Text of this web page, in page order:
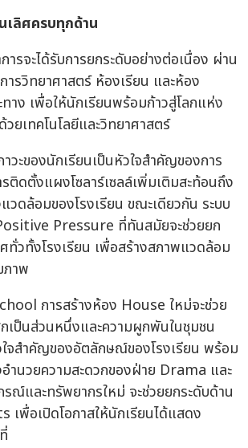
เลิศครบทุกด้าน
รจะได้รับการยกระดับอย่างต่อเนื่อง ผ่าน
รวิทยาศาสตร์ ห้องเรียน และห้อง
าง เพื่อให้นักเรียนพร้อมก้าวสู่โลกแห่ง
ยเทคโนโลยีและวิทยาศาสตร์
วะของนักเรียนเป็นหัวใจสำคัญของการ
ติดตั้งแผงโซลาร์เซลล์เพิ่มเติมสะท้อนถึง
ดล้อมของโรงเรียน ขณะเดียวกัน ระบบ
Pressure ที่ทันสมัยจะช่วยยก
ทั่วทั้งโรงเรียน เพื่อสร้างสภาพแวดล้อม
ภาพ
การสร้างห้อง House ใหม่จะช่วย
เป็นส่วนหนึ่งและความผูกพันในชุมชน
ใจสำคัญของอัตลักษณ์ของโรงเรียน พร้อม
นวยความสะดวกของฝ่าย Drama และ
ณ์และทรัพยากรใหม่ จะช่วยยกระดับด้าน
พื่อเปิดโอกาสให้นักเรียนได้แสดง